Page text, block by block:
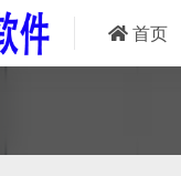
首页